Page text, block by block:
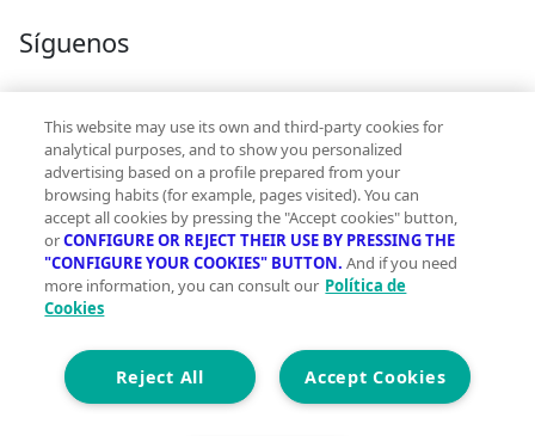
Síguenos
Contacto
hola@vivegreen.com
Aviso Legal
Condiciones de uso
Politica de privacidad
Política de cookies
Accesibilidad
This website may use its own and third-party cookies for
analytical purposes, and to show you personalized
advertising based on a profile prepared from your
browsing habits (for example, pages visited). You can
accept all cookies by pressing the "Accept cookies" button,
orCONFIGURE OR REJECT THEIR USE BY PRESSING THE
"CONFIGURE YOUR COOKIES" BUTTON. And if you need
more information, you can consult our Política de
Cookies
Accept Cookies
Reject All